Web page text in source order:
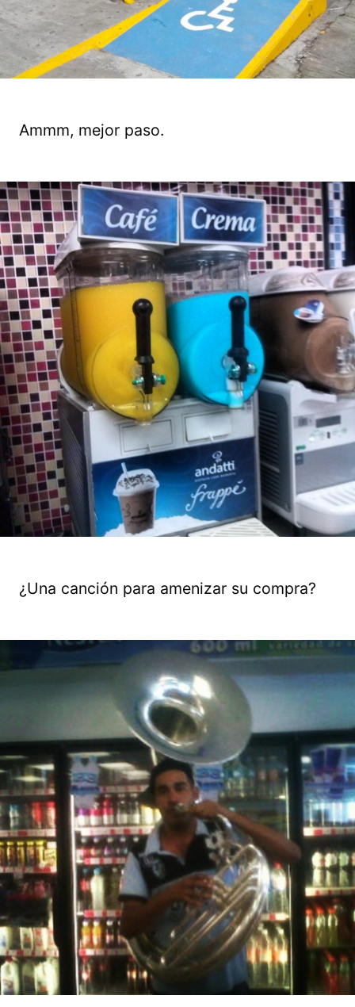
Ammm, mejor paso.
¿Una canción para amenizar su compra?